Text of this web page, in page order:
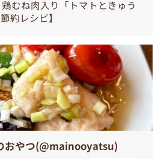
むね肉入り「トマトときゅう
約レシピ】
おやつ(@mainooyatsu)